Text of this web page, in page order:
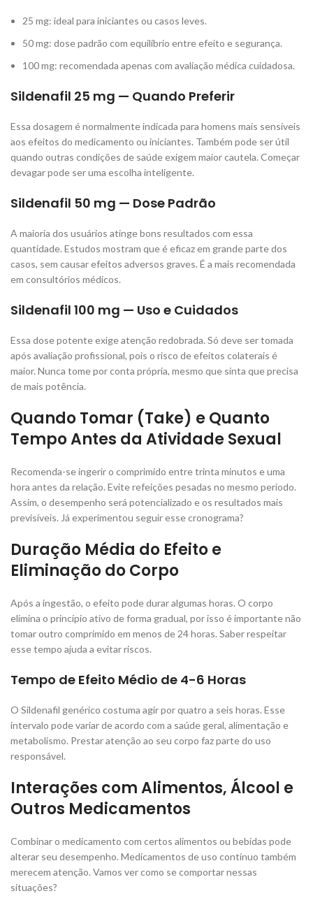
25 mg: ideal para iniciantes ou casos leves.
50 mg: dose padrão com equilíbrio entre efeito e segurança.
100 mg: recomendada apenas com avaliação médica cuidadosa.
Sildenafil 25 mg — Quando Preferir
Essa dosagem é normalmente indicada para homens mais sensíveis
aos efeitos do medicamento ou iniciantes. Também pode ser útil
quando outras condições de saúde exigem maior cautela. Começar
devagar pode ser uma escolha inteligente.
Sildenafil 50 mg — Dose Padrão
A maioria dos usuários atinge bons resultados com essa
quantidade. Estudos mostram que é eficaz em grande parte dos
casos, sem causar efeitos adversos graves. É a mais recomendada
em consultórios médicos.
Sildenafil 100 mg — Uso e Cuidados
Essa dose potente exige atenção redobrada. Só deve ser tomada
após avaliação profissional, pois o risco de efeitos colaterais é
maior. Nunca tome por conta própria, mesmo que sinta que precisa
de mais potência.
Quando Tomar (Take) e Quanto
Tempo Antes da Atividade Sexual
Recomenda-se ingerir o comprimido entre trinta minutos e uma
hora antes da relação. Evite refeições pesadas no mesmo período.
Assim, o desempenho será potencializado e os resultados mais
previsíveis. Já experimentou seguir esse cronograma?
Duração Média do Efeito e
Eliminação do Corpo
Após a ingestão, o efeito pode durar algumas horas. O corpo
elimina o princípio ativo de forma gradual, por isso é importante não
tomar outro comprimido em menos de 24 horas. Saber respeitar
esse tempo ajuda a evitar riscos.
Tempo de Efeito Médio de 4-6 Horas
O Sildenafil genérico costuma agir por quatro a seis horas. Esse
intervalo pode variar de acordo com a saúde geral, alimentação e
metabolismo. Prestar atenção ao seu corpo faz parte do uso
responsável.
Interações com Alimentos, Álcool e
Outros Medicamentos
Combinar o medicamento com certos alimentos ou bebidas pode
alterar seu desempenho. Medicamentos de uso contínuo também
merecem atenção. Vamos ver como se comportar nessas
situações?